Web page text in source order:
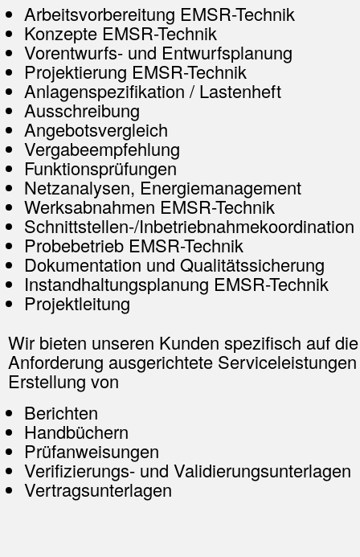
Arbeitsvorbereitung EMSR-Technik
Konzepte EMSR-Technik
Vorentwurfs- und Entwurfsplanung
Projektierung EMSR-Technik
Anlagenspezifikation / Lastenheft
Ausschreibung
Angebotsvergleich
Vergabeempfehlung
Funktionsprüfungen
Netzanalysen, Energiemanagement
Werksabnahmen EMSR-Technik
Schnittstellen-/Inbetriebnahmekoordination
Probebetrieb EMSR-Technik
Dokumentation und Qualitätssicherung
Instandhaltungsplanung EMSR-Technik
Projektleitung
Wir bieten unseren Kunden spezifisch auf
Anforderung ausgerichtete
Erstellung von
Berichten
Handbüchern
Prüfanweisungen
Verifizierungs- und Validierungsunterlagen
Vertragsunterlagen